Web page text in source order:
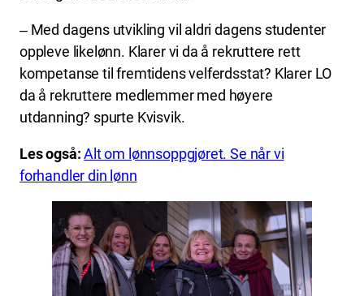
‒ Med dagens utvikling vil aldri dagens studenter
oppleve likelønn. Klarer vi da å rekruttere rett
kompetanse til fremtidens velferdsstat? Klarer LO
da å rekruttere medlemmer med høyere
utdanning? spurte Kvisvik.
Les også:Alt om lønnsoppgjøret. Se når vi
forhandler din lønn